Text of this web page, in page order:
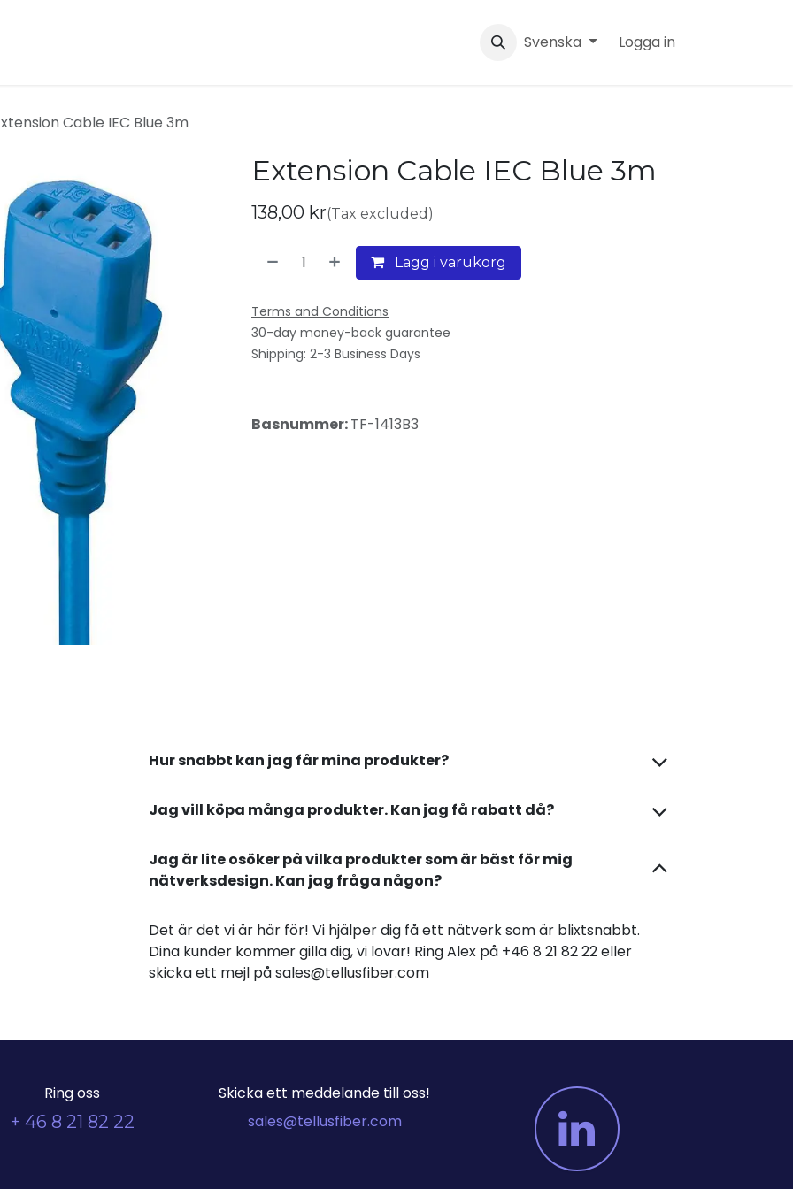
Svenska Logga in
Cable IEC Blue 3m
Extension Cable IEC Blue 3m
138,00 kr(Tax excluded)
Lägg i varukorg
Terms and Conditions
30-day money-back guarantee
Shipping: 2-3 Business Days
Basnummer:TF-1413B3
Hur snabbt kan jag får mina produkter?
Jag vill köpa många produkter. Kan jag få rabatt då?
Jag är lite osöker på vilka produkter som är bäst för mig
nätverksdesign. Kan jag fråga någon?
Det är det vi är här för! Vi hjälper dig få ett nätverk som är blixtsnabbt.
Dina kunder kommer gilla dig, vi lovar! Ring Alex på +46 8 21 82 22 eller
skicka ett mejl på sales@tellusfiber.com
Ring oss
+ 46 8 21 82 22
Skicka ett meddelande till oss!
sales@tellusfiber.com